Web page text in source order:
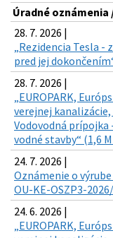
Úradné oznámenia
28. 7. 2026 |
„Rezidencia Tesla -
pred jej
28. 7. 2026 |
„EUROPARK,
verejnej kanalizácie,
Vodovodná prípojka
vodné stavby“ (1,6
24. 7. 2026 |
Oznámenie o
OU-KE-OSZP3-
24. 6. 2026 |
„EUROPARK,